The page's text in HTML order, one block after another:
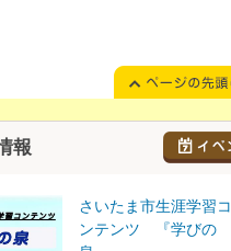
報
さいたま市生涯学習コ
ンテンツ 『学びの